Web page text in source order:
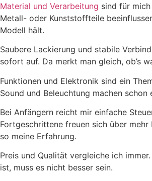
Material und Verarbeitung sind für
Metall- oder Kunststoffteile
Modell hält.
Saubere Lackierung und stabile
sofort auf. Da merkt man gleich, ob’s
Funktionen und Elektronik sind ein
Sound und Beleuchtung machen schon
Bei Anfängern reicht mir einfache
Fortgeschrittene freuen sich über mehr
so meine Erfahrung.
Preis und Qualität vergleiche ich
ist, muss es nicht besser sein.